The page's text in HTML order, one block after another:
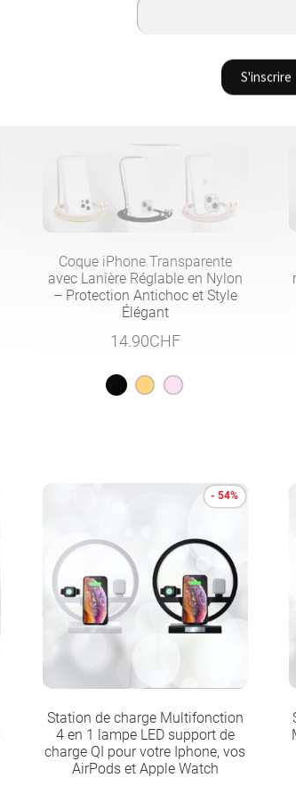
Coque iPhone Transparente
avec Lanière Réglable en Nylon
– Protection Antichoc et Style
Élégant
14.90CHF
Station de charge Multifonction
4 en 1 lampe LED support de
charge QI pour votre Iphone, vos
AirPods et Apple Watch
- 54%